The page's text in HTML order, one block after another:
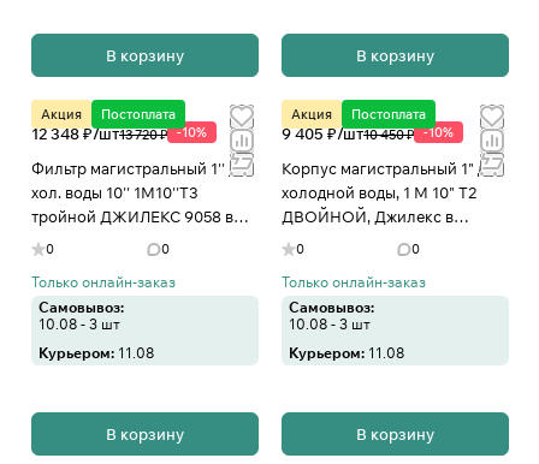
В корзину В корзину
Акция Постоплата
12 348 ₽/шт13 720 ₽ -10%
Фильтр магистральный 1'' для
хол. воды 10'' 1М10''Т3
тройной ДЖИЛЕКС 9058 в
Иваново
0 0
Только онлайн-заказ
Самовывоз:
10.08 - 3 шт
Курьером: 11.08
В корзину
Акция Постоплата
9 405 ₽/шт10 450 ₽ -10%
Корпус магистральный 1" для
холодной воды, 1 М 10" Т2
ДВОЙНОЙ, Джилекс в
Иваново
0 0
Только онлайн-заказ
Самовывоз:
10.08 - 3 шт
Курьером: 11.08
В корзину